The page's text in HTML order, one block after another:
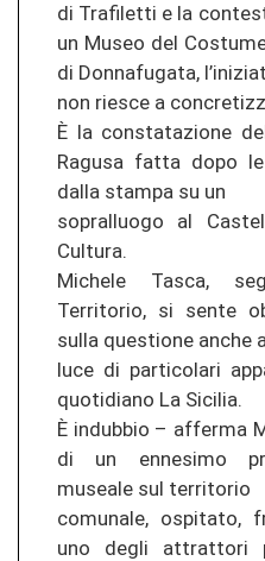
di Trafiletti e la
un Museo del
di Donnafugata,
non riesce a
È la constatazione
Ragusa fatta dopo
dalla stampa su un
sopralluogo al
Cultura.
Michele Tasca,
Territorio, si sente
sulla questione anche
luce di particolari
quotidiano La Sicilia.
È indubbio – afferma
di un ennesimo
museale sul territorio
comunale, ospitato,
uno degli attrattori